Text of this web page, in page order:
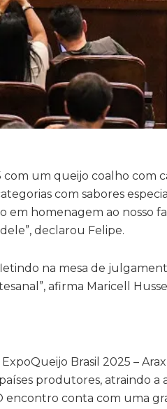
um queijo coalho com
com sabores
em homenagem ao nosso
declarou Felipe.
na mesa de
afirma Maricell
Brasil 2025 –
produtores, atraindo
encontro conta com uma